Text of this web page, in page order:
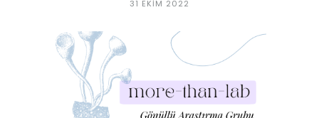
31 EKIM 2022